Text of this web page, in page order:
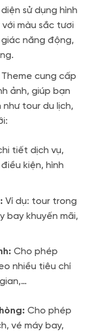
sử dụng hình
màu sắc tươi
năng động,
Theme cung cấp
ảnh, giúp bạn
tour du lịch,
tiết dịch vụ,
kiện, hình
Ví dụ: tour trong
bay khuyến mãi,
Cho phép
nhiều tiêu chí
Cho phép
vé máy bay,